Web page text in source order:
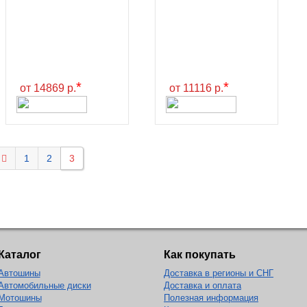
от 14869 р.* от 11116 р.*
1 2 3
Каталог
диски
Мотошины
Как покупать
Доставка в регионы и СНГ
Доставка и оплата
Полезная информация